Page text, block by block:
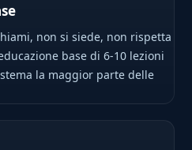
non si siede, non rispetta
base di 6-10 lezioni
la maggior parte delle